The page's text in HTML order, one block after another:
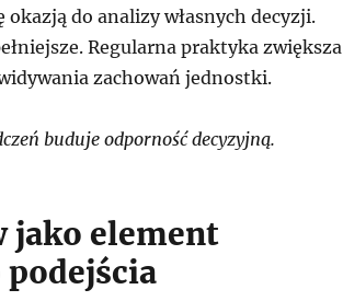
okazją do analizy własnych decyzji.
Regularna praktyka zwiększa
zachowań jednostki.
buduje odporność decyzyjną.
jako element